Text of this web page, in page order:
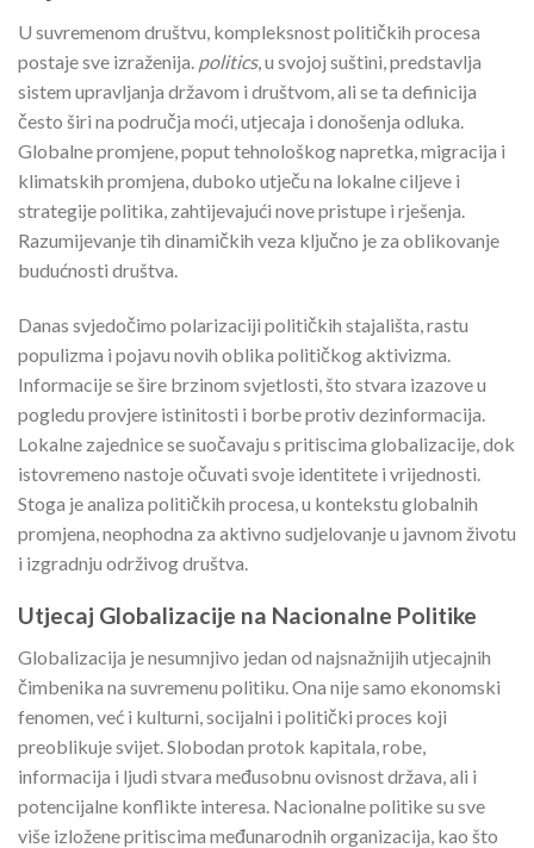
U suvremenom društvu, kompleksnost političkih procesa
postaje sve izraženija. politics, u svojoj suštini, predstavlja
sistem upravljanja državom i društvom, ali se ta definicija
često širi na područja moći, utjecaja i donošenja odluka.
Globalne promjene, poput tehnološkog napretka, migracija i
klimatskih promjena, duboko utječu na lokalne ciljeve i
strategije politika, zahtijevajući nove pristupe i rješenja.
Razumijevanje tih dinamičkih veza ključno je za oblikovanje
budućnosti društva.
Danas svjedočimo polarizaciji političkih stajališta, rastu
populizma i pojavu novih oblika političkog aktivizma.
Informacije se šire brzinom svjetlosti, što stvara izazove u
pogledu provjere istinitosti i borbe protiv dezinformacija.
Lokalne zajednice se suočavaju s pritiscima globalizacije, dok
istovremeno nastoje očuvati svoje identitete i vrijednosti.
Stoga je analiza političkih procesa, u kontekstu globalnih
promjena, neophodna za aktivno sudjelovanje u javnom životu
i izgradnju održivog društva.
Utjecaj Globalizacije na Nacionalne Politike
Globalizacija je nesumnjivo jedan od najsnažnijih utjecajnih
čimbenika na suvremenu politiku. Ona nije samo ekonomski
fenomen, već i kulturni, socijalni i politički proces koji
preoblikuje svijet. Slobodan protok kapitala, robe,
informacija i ljudi stvara međusobnu ovisnost država, ali i
potencijalne konflikte interesa. Nacionalne politike su sve
više izložene pritiscima međunarodnih organizacija, kao što